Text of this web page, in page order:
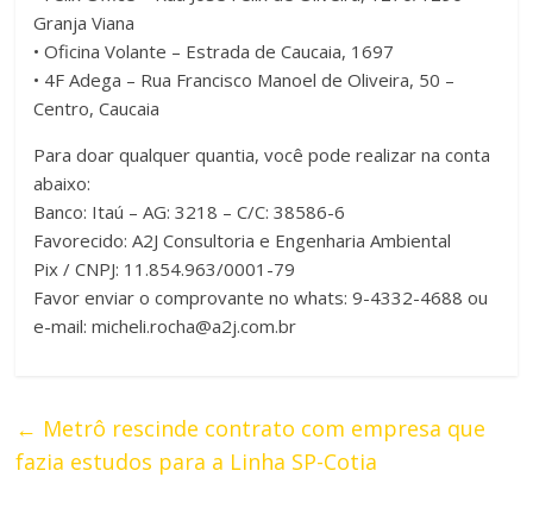
Granja Viana
• Oficina Volante – Estrada de Caucaia, 1697
• 4F Adega – Rua Francisco Manoel de Oliveira, 50 –
Centro, Caucaia
Para doar qualquer quantia, você pode realizar na conta
abaixo:
Banco: Itaú – AG: 3218 – C/C: 38586-6
Favorecido: A2J Consultoria e Engenharia Ambiental
Pix / CNPJ: 11.854.963/0001-79
Favor enviar o comprovante no whats: 9-4332-4688 ou
e-mail:micheli.rocha@a2j.com.br
← Metrô rescinde contrato com empresa que
fazia estudos para a Linha SP-Cotia